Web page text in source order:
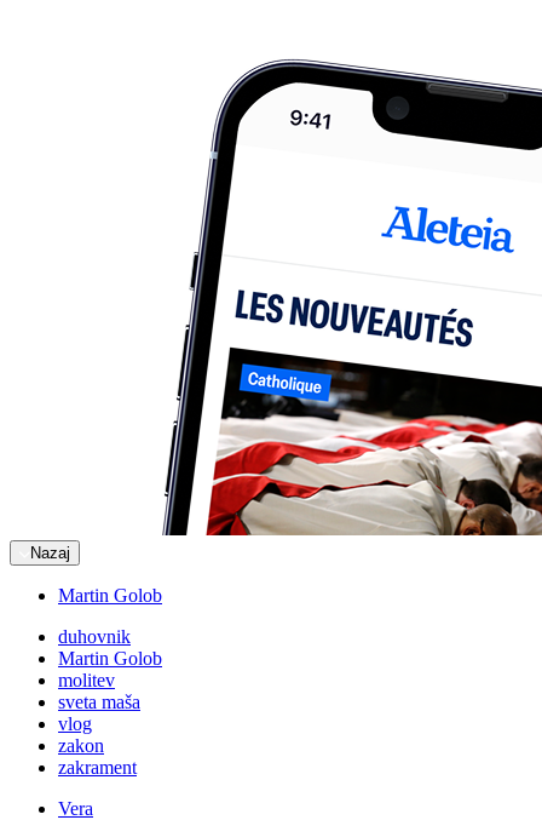
Nazaj
Martin Golob
duhovnik
Martin Golob
molitev
sveta maša
vlog
zakon
zakrament
Vera